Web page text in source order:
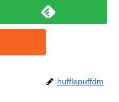
hufflepuffdm